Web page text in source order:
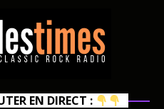
EN DIRECT :